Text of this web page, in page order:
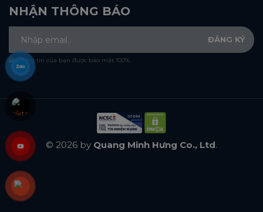
NHẬN THÔNG BÁO
Thông tin của bạn được bảo mật 100%.
© 2026 by Quang Minh Hưng Co., Ltd.